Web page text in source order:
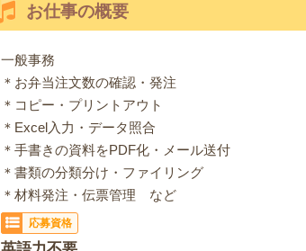
お仕事の概要
一般事務
＊お弁当注文数の確認・発注
＊コピー・プリントアウト
＊Excel入力・データ照合
＊手書きの資料をPDF化・メール送付
＊書類の分類分け・ファイリング
＊材料発注・伝票管理 など
応募資格